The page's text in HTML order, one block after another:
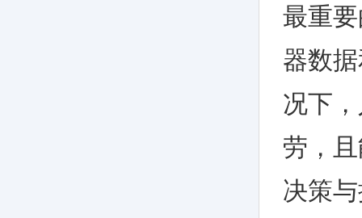
最重
器数
况下
劳，
决策